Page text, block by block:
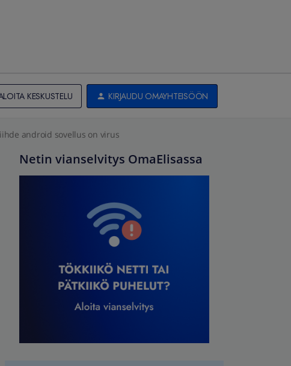
KESKUSTELU KIRJAUDU OMAYHTEISÖÖN
android sovellus on virus
Netin vianselvitys OmaElisassa